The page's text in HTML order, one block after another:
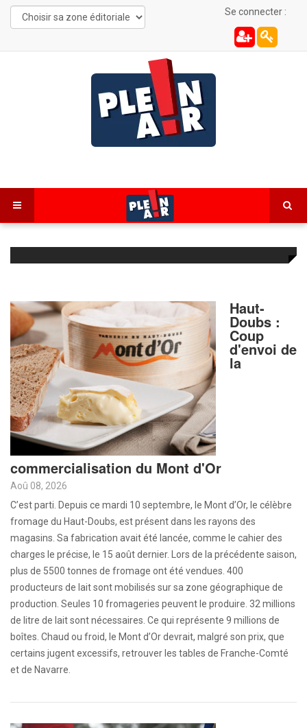
Se connecter :
Haut-
Doubs :
Coup
d'envoi de
la
commercialisation du Mont d'Or
Aoû 08, 2026
C’est parti. Depuis ce mardi 10 septembre, le Mont d’Or, le célèbre
fromage du Haut-Doubs, est présent dans les rayons des
magasins. Sa fabrication avait été lancée, comme le cahier des
charges le précise, le 15 août dernier. Lors de la précédente saison,
plus de 5500 tonnes de fromage ont été vendues. 400
producteurs de lait sont mobilisés sur sa zone géographique de
production. Seules 10 fromageries peuvent le produire. 32 millions
de litre de lait sont nécessaires. Ce qui représente 9 millions de
boîtes. Chaud ou froid, le Mont d’Or devrait, malgré son prix, que
certains jugent excessifs, retrouver les tables de Franche-Comté
et de Navarre.